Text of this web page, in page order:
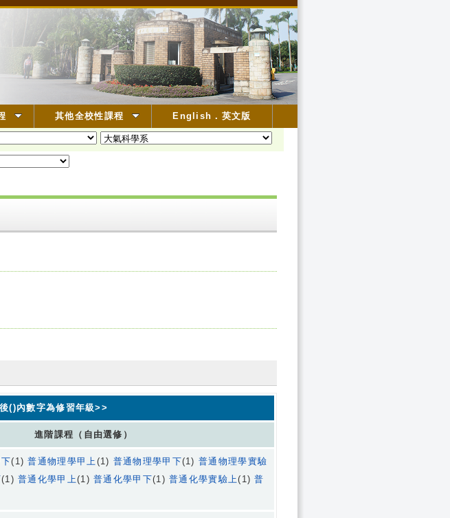
其他全校性課程 English．英文版
()內數字為修習年級>>
進階課程（自由選修）
(1)普通物理學甲上(1) 普通物理學甲下(1)普通物理學實驗
(1)普通化學甲上(1)普通化學甲下(1)普通化學實驗上(1)普